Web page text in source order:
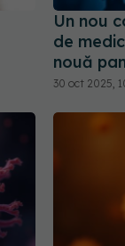
Un nou
de
nouă
30 oct 2025,